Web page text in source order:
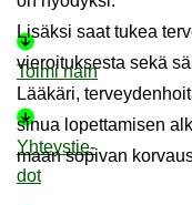
Toimi näin
Yh­teys­tie­
dot
Li­säk­si saat tukea
vie­roi­tuk­ses­ta sekä
Lää­kä­ri,
sinua lo­pet­ta­mi­sen
maan so­pi­van